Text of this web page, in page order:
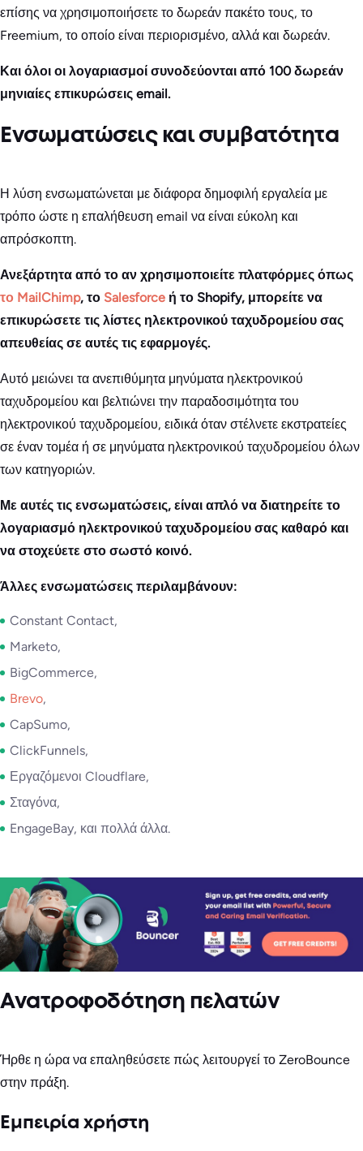
επίσης να χρησιμοποιήσετε το δωρεάν πακέτο τους, το
Freemium, το οποίο είναι περιορισμένο, αλλά και δωρεάν.
Και όλοι οι λογαριασμοί συνοδεύονται από 100 δωρεάν
μηνιαίες επικυρώσεις email.
Ενσωματώσεις και συμβατότητα
Η λύση ενσωματώνεται με διάφορα δημοφιλή εργαλεία με
τρόπο ώστε η επαλήθευση email να είναι εύκολη και
απρόσκοπτη.
Ανεξάρτητα από το αν χρησιμοποιείτε πλατφόρμες όπως
το MailChimp, το Salesforce ή το Shopify, μπορείτε να
επικυρώσετε τις λίστες ηλεκτρονικού ταχυδρομείου σας
απευθείας σε αυτές τις εφαρμογές.
Αυτό μειώνει τα ανεπιθύμητα μηνύματα ηλεκτρονικού
ταχυδρομείου και βελτιώνει την παραδοσιμότητα του
ηλεκτρονικού ταχυδρομείου, ειδικά όταν στέλνετε εκστρατείες
σε έναν τομέα ή σε μηνύματα ηλεκτρονικού ταχυδρομείου όλων
των κατηγοριών.
Με αυτές τις ενσωματώσεις, είναι απλό να διατηρείτε το
λογαριασμό ηλεκτρονικού ταχυδρομείου σας καθαρό και
να στοχεύετε στο σωστό κοινό.
Άλλες ενσωματώσεις περιλαμβάνουν:
Constant Contact,
Marketo,
BigCommerce,
Brevo,
CapSumo,
ClickFunnels,
Εργαζόμενοι Cloudflare,
Σταγόνα,
EngageBay, και πολλά άλλα.
Ανατροφοδότηση πελατών
Ήρθε η ώρα να επαληθεύσετε πώς λειτουργεί το ZeroBounce
στην πράξη.
Εμπειρία χρήστη